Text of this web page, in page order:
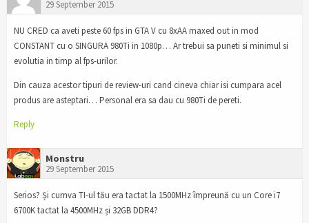
29 September 2015
NU CRED ca aveti peste 60 fps in GTA V cu 8xAA maxed out in mod
CONSTANT cu o SINGURA 980Ti in 1080p… Ar trebui sa puneti si minimul si
evolutia in timp al fps-urilor.
Din cauza acestor tipuri de review-uri cand cineva chiar isi cumpara acel
produs are asteptari… Personal era sa dau cu 980Ti de pereti.
Reply
Monstru
29 September 2015
Serios? Și cumva TI-ul tău era tactat la 1500MHz împreună cu un Core i7
6700K tactat la 4500MHz și 32GB DDR4?